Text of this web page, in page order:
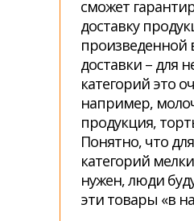
сможет
доставку
произведенной
доставки – для
категорий это
например,
продукция,
Понятно, что
категорий
нужен, люди
эти товары «в